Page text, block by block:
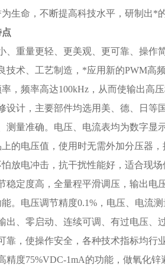
生命，不断提高科技水平，研制出*
、重量更轻、更美观、更可靠、操作
技术、工艺制造，*应用新的PWM高
，频率高达100kHz，从而使输出高
设计，主要部件均选用美、德、日等
测量准确。电压、电流表均为数字显
的电压值，使用时无需外加分压器
放电冲击，抗干扰性能好，适合现场
稳定度高，全量程平滑调压，输出电
。电压调节精度0.1%，电压、电流测
出、零启动、连续可调、有过电压
靠，使操作安全，各种技术指标均行
精度75%VDC-1mA的功能，做氧化